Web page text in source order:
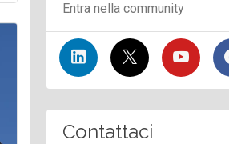
Entra nella community
Contattaci